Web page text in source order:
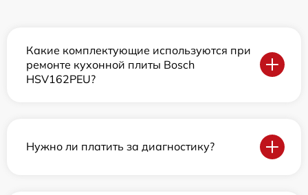
Какие комплектующие используются при
ремонте кухонной плиты Bosch
HSV162PEU?
Нужно ли платить за диагностику?